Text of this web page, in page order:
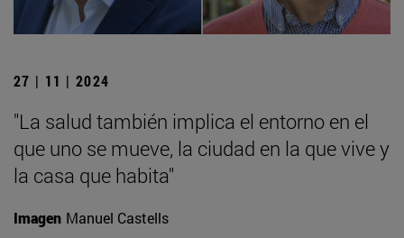
27 | 11 | 2024
"La salud también implica el entorno en el
que uno se mueve, la ciudad en la que vive y
la casa que habita"
Imagen Manuel Castells